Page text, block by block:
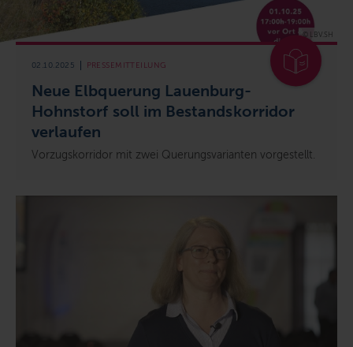
Neue Elbquerung Lauenburg-
Hohnstorf soll im Bestandskorridor
verlaufen
02.10.2025 PRESSEMITTEILUNG
Vorzugskorridor mit zwei Querungsvarianten vorgestellt.
© LBV.SH